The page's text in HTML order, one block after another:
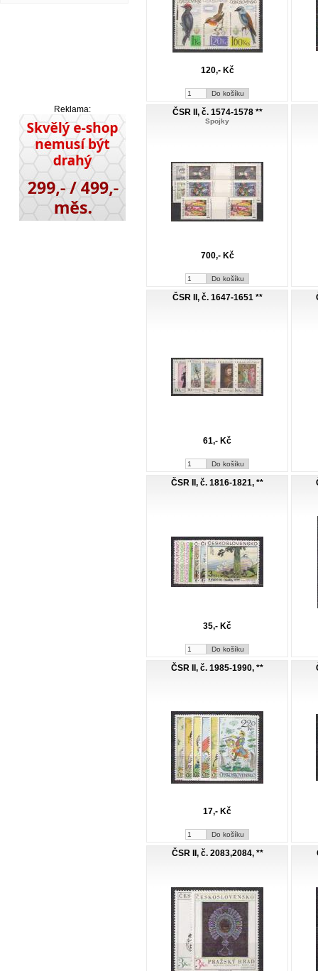
Reklama:
120,- Kč
ČSR II, č. 1574-1578 **
Spojky
700,- Kč
ČSR II, č. 1647-1651 **
61,- Kč
ČSR II, č. 1816-1821, **
35,- Kč
ČSR II, č. 1985-1990, **
17,- Kč
ČSR II, č. 2083,2084, **